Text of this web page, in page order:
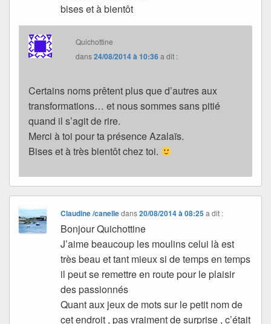
bises et à bientôt
Quichottine
dans24/08/2014 à 10:36a dit :
Certains noms prêtent plus que d’autres aux
transformations… et nous sommes sans pitié
quand il s’agit de rire.
Merci à toi pour ta présence Azalaïs.
Bises et à très bientôt chez toi.
Claudine /canelledans20/08/2014 à 08:25 a dit :
Bonjour Quichottine
J’aime beaucoup les moulins celui là est
très beau et tant mieux si de temps en temps
il peut se remettre en route pour le plaisir
des passionnés
Quant aux jeux de mots sur le petit nom de
cet endroit , pas vraiment de surprise , c’était